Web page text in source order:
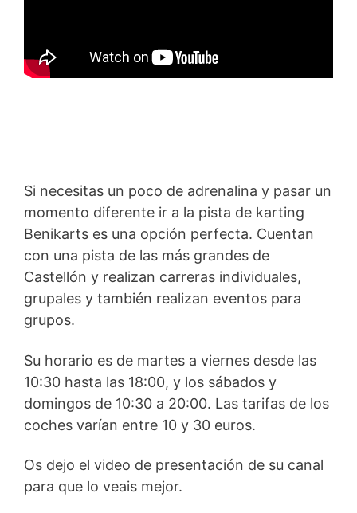
Si necesitas un poco de adrenalina y pasar un
momento diferente ir a la pista de karting
Benikarts es una opción perfecta. Cuentan
con una pista de las más grandes de
Castellón y realizan carreras individuales,
grupales y también realizan eventos para
grupos.
Su horario es de martes a viernes desde las
10:30 hasta las 18:00, y los sábados y
domingos de 10:30 a 20:00. Las tarifas de los
coches varían entre 10 y 30 euros.
Os dejo el video de presentación de su canal
para que lo veais mejor.